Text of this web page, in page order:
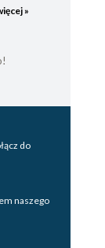
»
do
naszego